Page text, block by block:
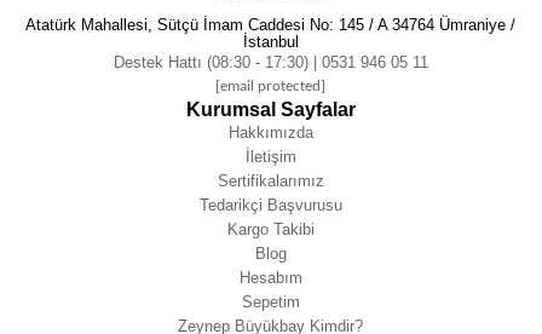
Atatürk Mahallesi, Sütçü İmam Caddesi No: 145 / A 34764 Ümraniye /
İstanbul
Destek Hattı (08:30 - 17:30) | 0531 946 05 11
[email protected]
Kurumsal Sayfalar
Hakkımızda
İletişim
Sertifikalarımız
Tedarikçi Başvurusu
Kargo Takibi
Blog
Hesabım
Sepetim
Zeynep Büyükbay Kimdir?